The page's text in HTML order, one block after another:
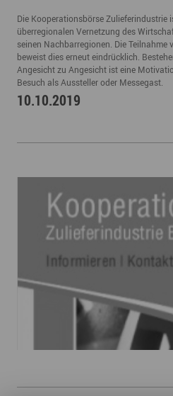
Die Kooperationsbörse Zulieferindustrie
überregionalen Vernetzung des
seinen Nachbarregionen. Die Teilnahme
beweist dies erneut eindrücklich.
Angesicht zu Angesicht ist eine
Besuch als Aussteller oder Messegast.
10.10.2019